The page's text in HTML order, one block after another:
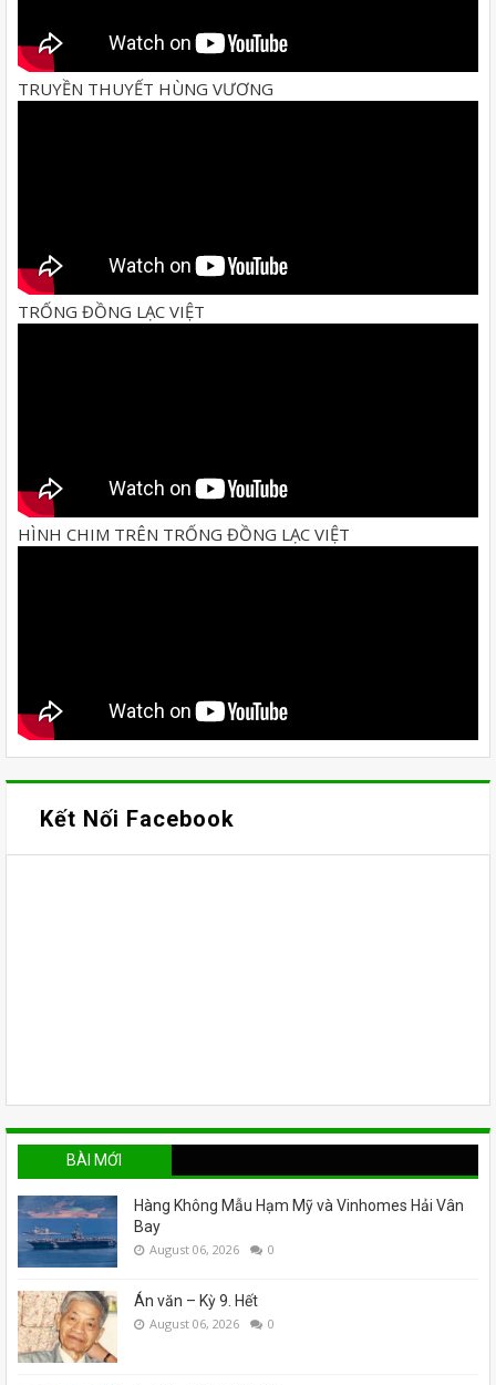
TRUYỀN THUYẾT HÙNG VƯƠNG
TRỐNG ĐỒNG LẠC VIỆT
HÌNH CHIM TRÊN TRỐNG ĐỒNG LẠC VIỆT
Kết Nối Facebook
BÀI MỚI
Hàng Không Mẫu Hạm Mỹ và Vinhomes Hải Vân
Bay
August 06, 2026 0
Án văn – Kỳ 9. Hết
August 06, 2026 0